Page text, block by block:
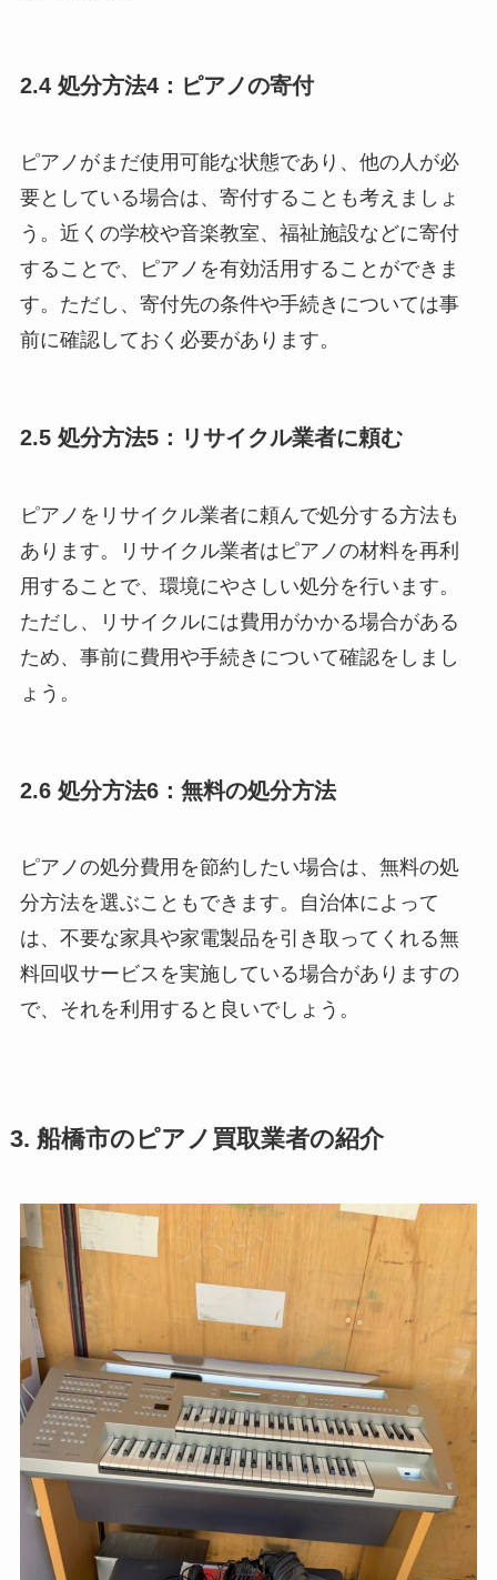
2.4 処分方法4：ピアノの寄付
ピアノがまだ使用可能な状態であり、他の人が必
要としている場合は、寄付することも考えましょ
う。近くの学校や音楽教室、福祉施設などに寄付
することで、ピアノを有効活用することができま
す。ただし、寄付先の条件や手続きについては事
前に確認しておく必要があります。
2.5 処分方法5：リサイクル業者に頼む
ピアノをリサイクル業者に頼んで処分する方法も
あります。リサイクル業者はピアノの材料を再利
用することで、環境にやさしい処分を行います。
ただし、リサイクルには費用がかかる場合がある
ため、事前に費用や手続きについて確認をしまし
ょう。
2.6 処分方法6：無料の処分方法
ピアノの処分費用を節約したい場合は、無料の処
分方法を選ぶこともできます。自治体によって
は、不要な家具や家電製品を引き取ってくれる無
料回収サービスを実施している場合がありますの
で、それを利用すると良いでしょう。
3. 船橋市のピアノ買取業者の紹介